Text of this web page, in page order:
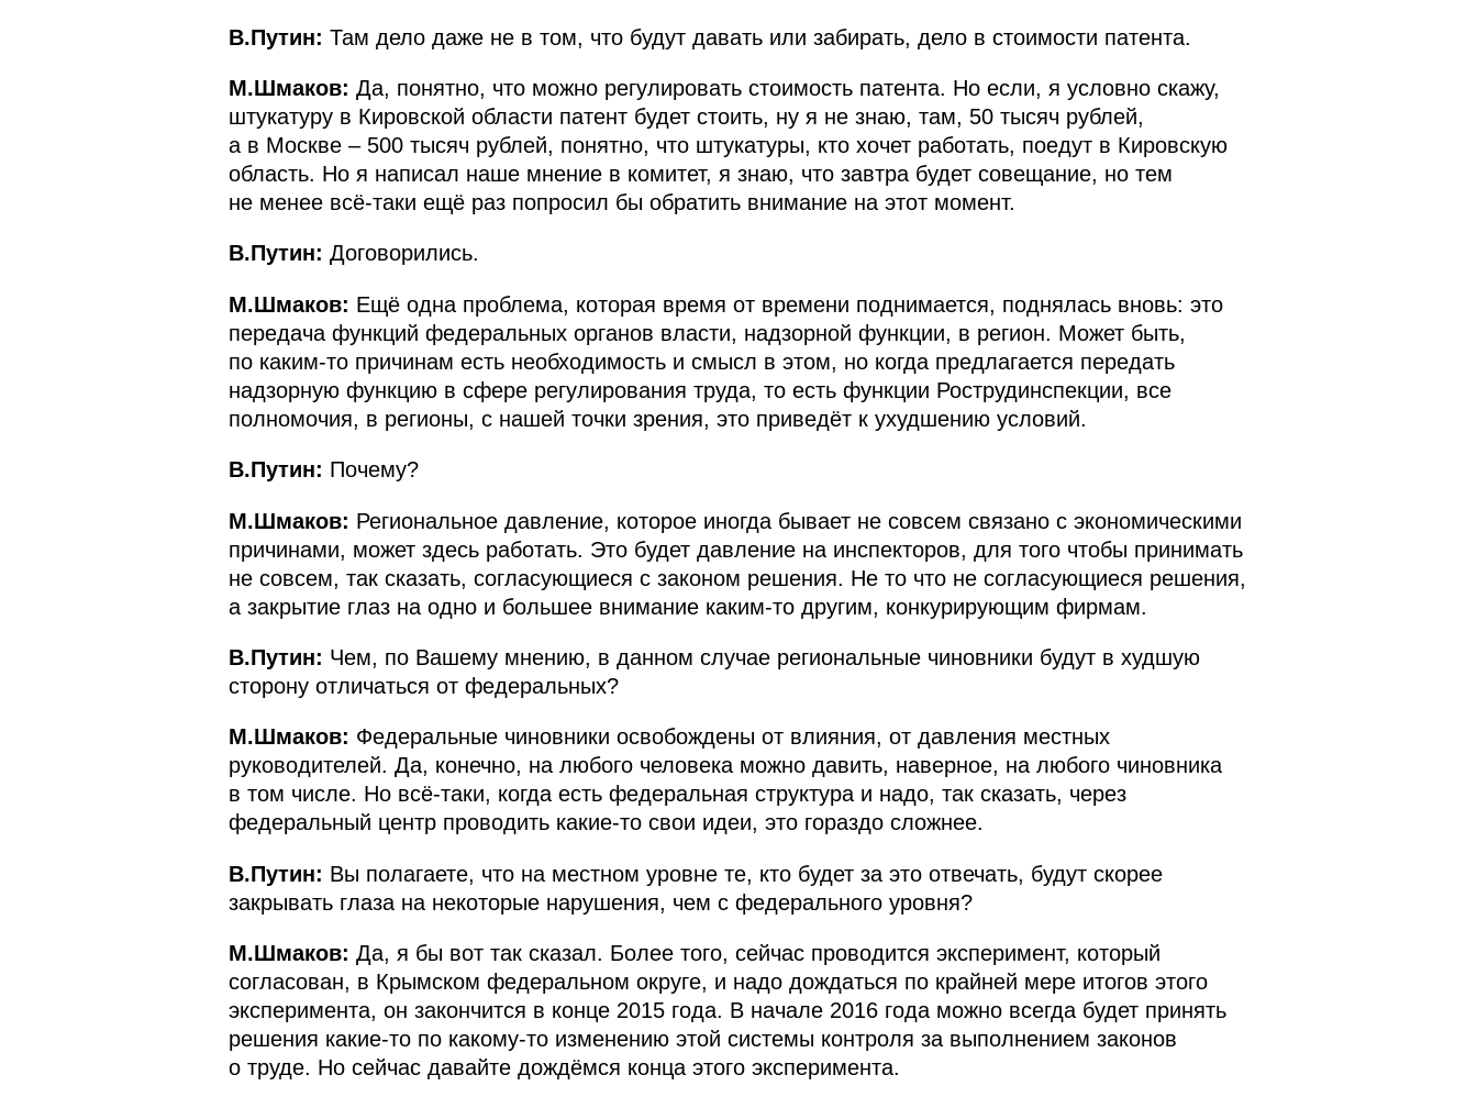
В.Путин: Там дело даже не в том, что будут давать или забирать, дело в стоимости патента.
М.Шмаков: Да, понятно, что можно регулировать стоимость патента. Но если, я условно скажу,
штукатуру в Кировской области патент будет стоить, ну я не знаю, там, 50 тысяч рублей,
а в Москве – 500 тысяч рублей, понятно, что штукатуры, кто хочет работать, поедут в Кировскую
область. Но я написал наше мнение в комитет, я знаю, что завтра будет совещание, но тем
не менее всё‑таки ещё раз попросил бы обратить внимание на этот момент.
В.Путин: Договорились.
М.Шмаков: Ещё одна проблема, которая время от времени поднимается, поднялась вновь: это
передача функций федеральных органов власти, надзорной функции, в регион. Может быть,
по каким‑то причинам есть необходимость и смысл в этом, но когда предлагается передать
надзорную функцию в сфере регулирования труда, то есть функции Рострудинспекции, все
полномочия, в регионы, с нашей точки зрения, это приведёт к ухудшению условий.
В.Путин: Почему?
М.Шмаков: Региональное давление, которое иногда бывает не совсем связано с экономическими
причинами, может здесь работать. Это будет давление на инспекторов, для того чтобы принимать
не совсем, так сказать, согласующиеся с законом решения. Не то что не согласующиеся решения,
а закрытие глаз на одно и большее внимание каким‑то другим, конкурирующим фирмам.
В.Путин: Чем, по Вашему мнению, в данном случае региональные чиновники будут в худшую
сторону отличаться от федеральных?
М.Шмаков: Федеральные чиновники освобождены от влияния, от давления местных
руководителей. Да, конечно, на любого человека можно давить, наверное, на любого чиновника
в том числе. Но всё‑таки, когда есть федеральная структура и надо, так сказать, через
федеральный центр проводить какие‑то свои идеи, это гораздо сложнее.
В.Путин: Вы полагаете, что на местном уровне те, кто будет за это отвечать, будут скорее
закрывать глаза на некоторые нарушения, чем с федерального уровня?
М.Шмаков: Да, я бы вот так сказал. Более того, сейчас проводится эксперимент, который
согласован, в Крымском федеральном округе, и надо дождаться по крайней мере итогов этого
эксперимента, он закончится в конце 2015 года. В начале 2016 года можно всегда будет принять
решения какие‑то по какому‑то изменению этой системы контроля за выполнением законов
о труде. Но сейчас давайте дождёмся конца этого эксперимента.